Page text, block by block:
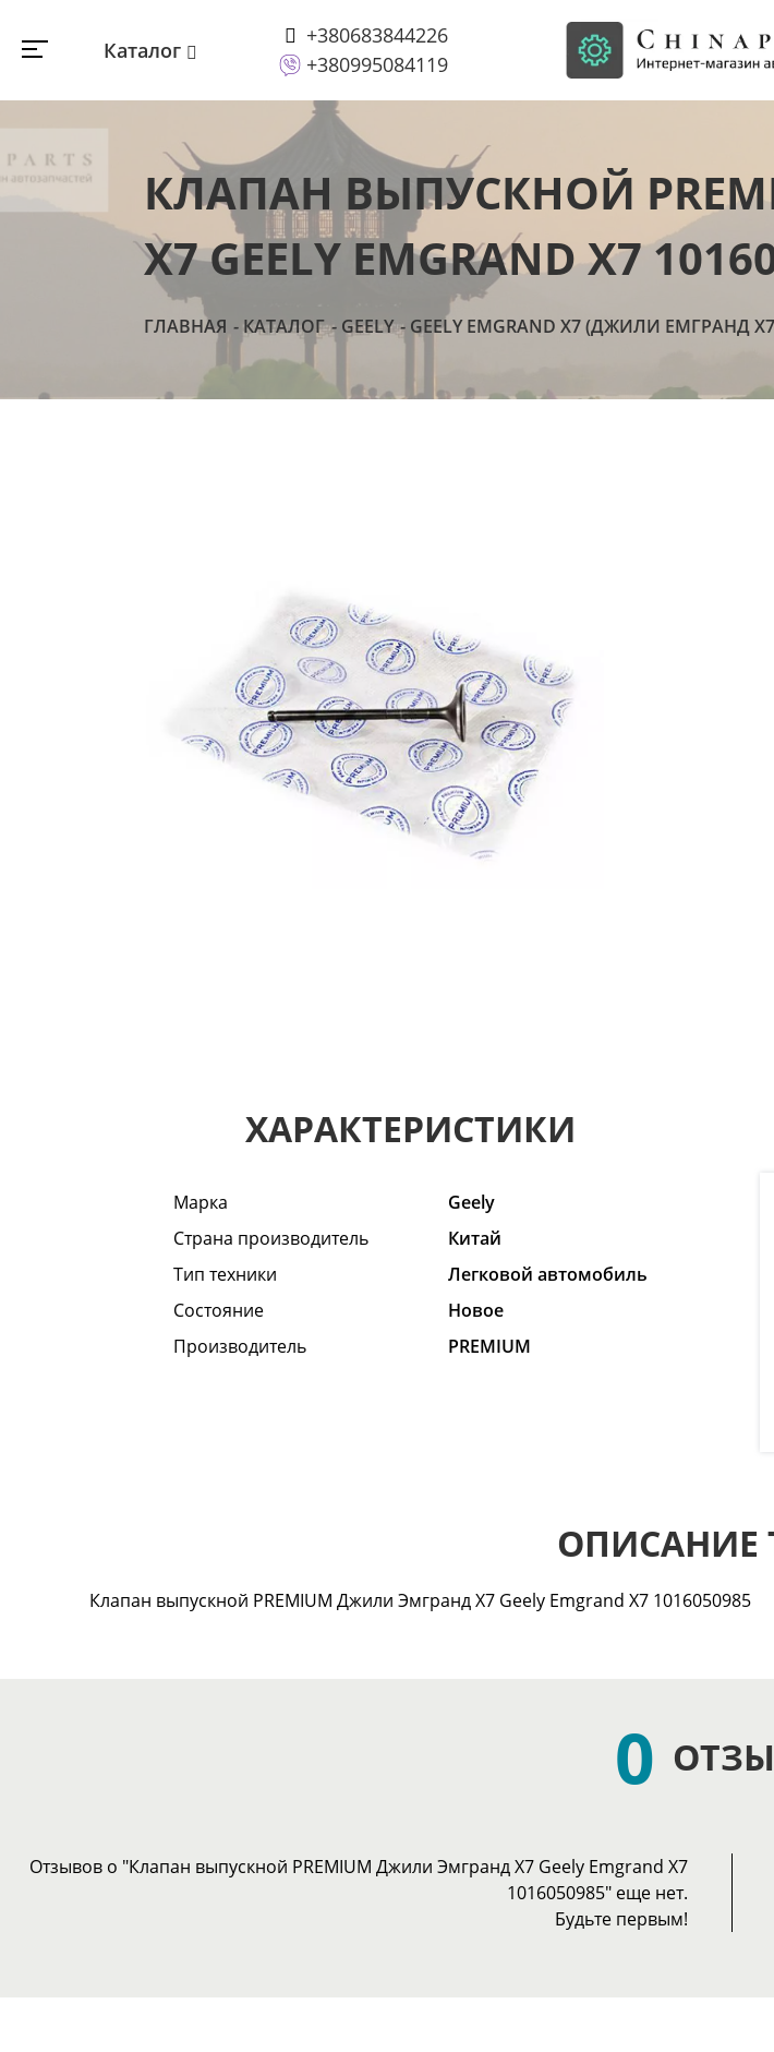
Каталог
+380683844226
+380995084119
КЛАПАН ВЫПУСКНОЙ
Х7 GEELY EMGRAND X7
ГЛАВНАЯ КАТАЛОГ GEELY GEELY EMGRAND X7 (ДЖИЛИ ЕМГРАНД
ХАРАКТЕРИСТИКИ
Марка
Geely
Страна производитель
Китай
Тип техники
Легковой автомобиль
Состояние
Hовое
Производитель
PREMIUM
ОПИСАНИЕ
Клапан выпускной PREMIUM Джили Эмгранд Х7 Geely Emgrand X7 1016050985
0
Отзывов о "Клапан выпускной PREMIUM Джили Эмгранд Х7 Geely Emgrand X7
1016050985" еще нет.
Будьте первым!